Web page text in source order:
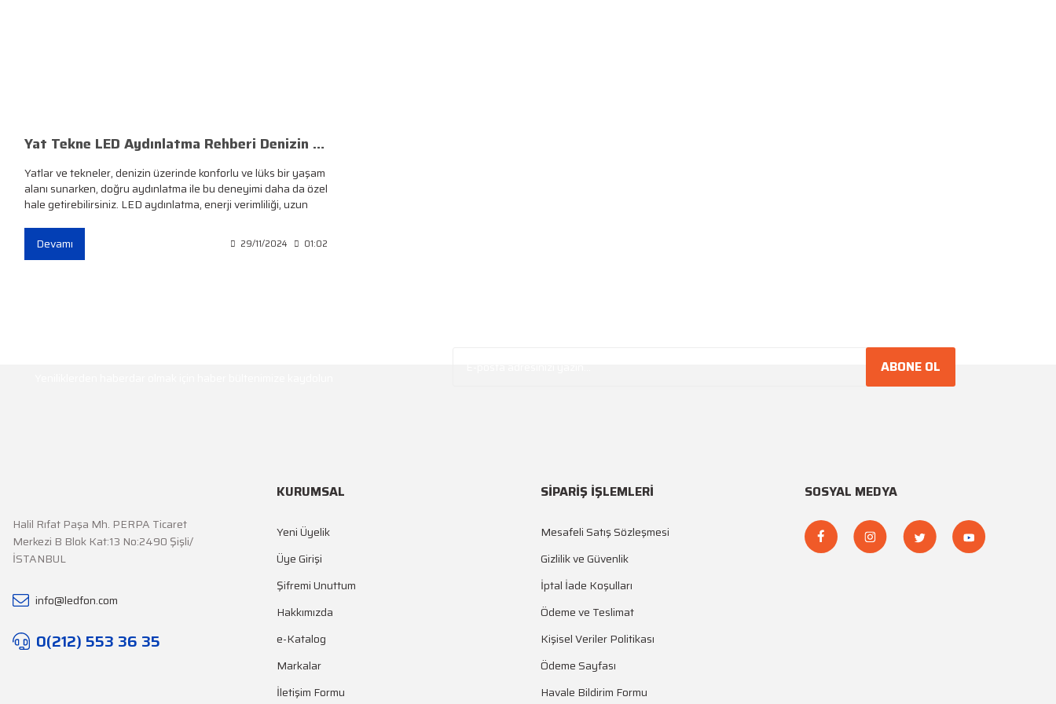
Yat Tekne LED Aydınlatma Rehberi Denizin Üzerindeki Işıltı
Yatlar ve tekneler, denizin üzerinde konforlu ve lüks bir yaşam
alanı sunarken, doğru aydınlatma ile bu deneyimi daha da özel
hale getirebilirsiniz. LED aydınlatma, enerji verimliliği, uzun
tekne LED aydınlatması hakkında bilmeniz gereken her şey:
Devamı 29/11/2024 01:02
ABONE OL
Halil Rıfat Paşa Mh. PERPA Ticaret
Merkezi B Blok Kat:13 No:2490 Şişli/
İSTANBUL
info@ledfon.com
0(212) 553 36 35
KURUMSAL
Yeni Üyelik
Üye Girişi
Şifremi Unuttum
Hakkımızda
e-Katalog
Markalar
İletişim Formu
SİPARİŞ İŞLEMLERİ
Mesafeli Satış Sözleşmesi
Gizlilik ve Güvenlik
İptal İade Koşulları
Ödeme ve Teslimat
Kişisel Veriler Politikası
Ödeme Sayfası
Havale Bildirim Formu
SOSYAL MEDYA